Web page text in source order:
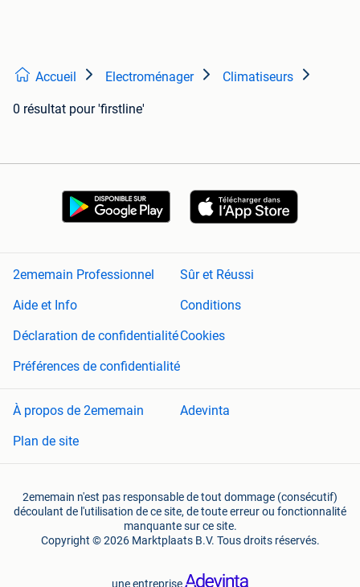
Accueil Electroménager Climatiseurs
0 résultat pour 'firstline'
2ememain Professionnel
Sûr et Réussi
Aide et Info
Conditions
Déclaration de confidentialitéCookies
Préférences de confidentialité
À propos de 2ememain
Adevinta
Plan de site
2ememain n'est pas responsable de tout dommage (consécutif)
découlant de l'utilisation de ce site, de toute erreur ou fonctionnalité
manquante sur ce site.
Copyright © 2026 Marktplaats B.V. Tous droits réservés.
une entreprise